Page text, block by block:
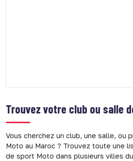
Trouvez votre club ou salle
Vous cherchez un club, une salle, ou
Moto au Maroc ? Trouvez toute une
de sport Moto dans plusieurs villes